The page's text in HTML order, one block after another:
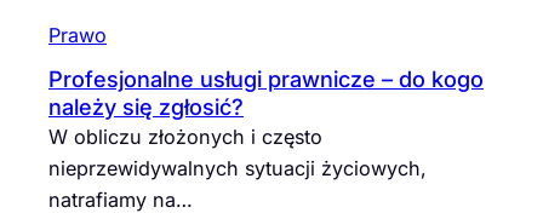
Prawo
Profesjonalne usługi prawnicze – do kogo
należy się zgłosić?
W obliczu złożonych i często
nieprzewidywalnych sytuacji życiowych,
natrafiamy na…